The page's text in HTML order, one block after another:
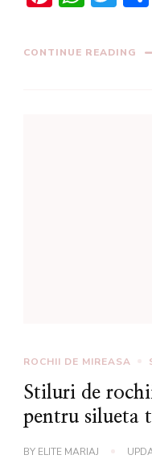
CONTINUE READING
ROCHII DE MIREASA
Stiluri de
pentru silueta
BY ELITE MARIAJ